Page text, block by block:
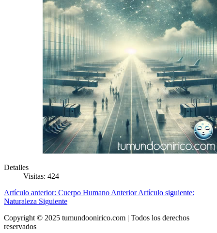
Detalles
Visitas: 424
Artículo anterior: Cuerpo Humano Anterior Artículo siguiente:
Naturaleza Siguiente
Copyright © 2025 tumundoonirico.com | Todos los derechos
reservados